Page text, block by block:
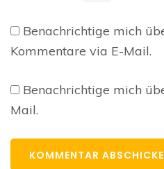
Benachrichtige mich
Kommentare via E-Mail.
Benachrichtige mich
Mail.